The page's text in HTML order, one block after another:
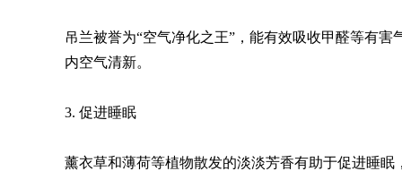
吊兰被誉为“空气净化之王”，能有效吸收甲醛等有
内空气清新。
3. 促进睡眠
薰衣草和薄荷等植物散发的淡淡芳香有助于促进睡眠